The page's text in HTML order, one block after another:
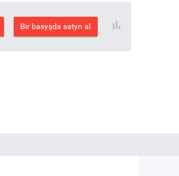
Bir basyşda satyn al